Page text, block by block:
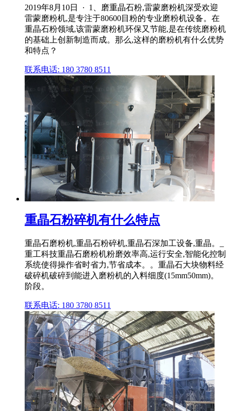
2019年8月10日 · 1、磨重晶石粉,雷蒙磨粉机深受欢迎
雷蒙磨粉机,是专注于80600目粉的专业磨粉机设备。在
重晶石粉领域,该雷蒙磨粉机环保又节能,是在传统磨粉机
的基础上创新制造而成。那么,这样的磨粉机有什么优势
和特点？
联系电话: 180 3780 8511
重晶石粉碎机有什么特点
重晶石磨粉机,重晶石粉碎机,重晶石深加工设备,重晶。_
重工科技重晶石磨粉机粉磨效率高,运行安全,智能化控制
系统使得操作省时省力,节省成本。。重晶石大块物料经
破碎机破碎到能进入磨粉机的入料细度(15mm50mm)。
阶段。
联系电话: 180 3780 8511